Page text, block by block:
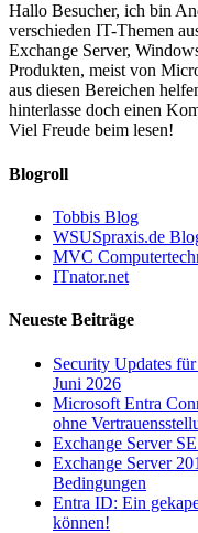
Hallo Besucher, ich bin
verschieden IT-Themen
Exchange Server,
Produkten, meist von
aus diesen Bereichen
hinterlasse doch einen
Viel Freude beim lesen!
Blogroll
Tobbis Blog
WSUSpraxis.de
MVC
ITnator.net
Neueste Beiträge
Security Updates
Juni 2026
Microsoft Entra
ohne
Exchange Server
Exchange Server
Bedingungen
Entra ID: Ein
können!